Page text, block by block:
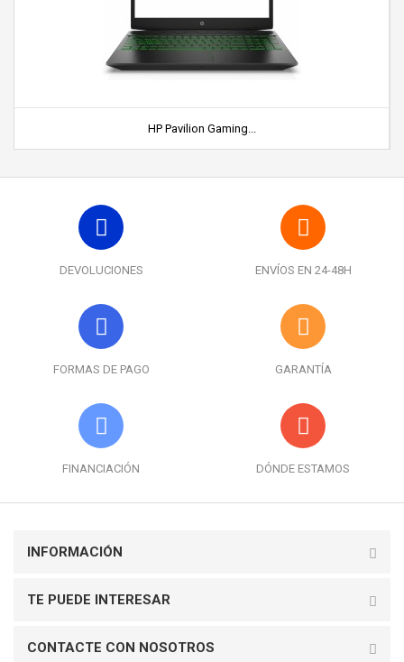
HP Pavilion Gaming...
DEVOLUCIONES ENVÍOS EN 24-48H
FORMAS DE PAGO GARANTÍA
FINANCIACIÓN DÓNDE ESTAMOS
INFORMACIÓN
TE PUEDE INTERESAR
CONTACTE CON NOSOTROS